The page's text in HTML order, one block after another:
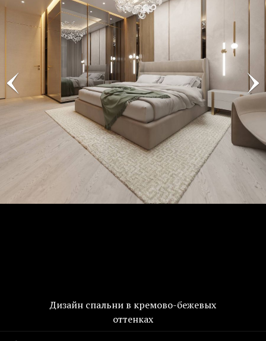
Дизайн спальни в кремово-бежевых
оттенках